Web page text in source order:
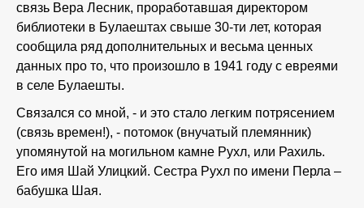
связь Вера Лесник, проработавшая директором
библиотеки в Булаештах свыше 30-ти лет, которая
сообщила ряд дополнительных и весьма ценных
данных про то, что произошло в 1941 году с евреями
в селе Булаешты.
Связался со мной, - и это стало легким потрясением
(связь времен!), - потомок (внучатый племянник)
упомянутой на могильном камне Рухл, или Рахиль.
Его имя Шай Улицкий. Сестра Рухл по имени Перла –
бабушка Шая.